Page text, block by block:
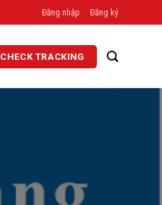
Đăng nhập Đăng ký
CHECK TRACKING